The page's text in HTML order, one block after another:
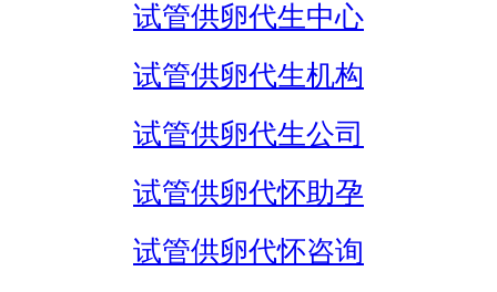
试管供卵代生中心
试管供卵代生机构
试管供卵代生公司
试管供卵代怀助孕
试管供卵代怀咨询